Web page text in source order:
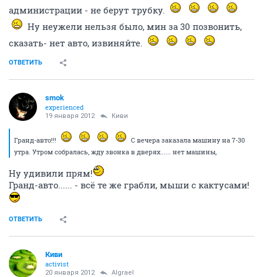
администрации - не берут трубку.
Ну неужели нельзя было, мин за 30 позвонить,
сказать- нет авто, извиняйте.
ОТВЕТИТЬ
smok
experienced
19 января 2012 Киви
Гранд-авто!!!
С вечера заказала машину на 7-30
утра. Утром собралась, жду звонка в дверях...... нет машины,
Ну удивили прям!
Гранд-авто...... - всё те же грабли, мыши с кактусами!
ОТВЕТИТЬ
Киви
activist
20 января 2012 Algrael